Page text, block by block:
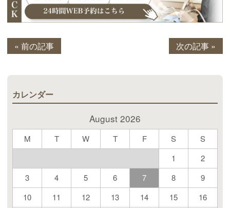
« 前の記事 次の記事 »
カレンダー
August 2026
M T W T F S S
1
2
3
4 5 6 7 8
9
10
11 12 13 14 15
16